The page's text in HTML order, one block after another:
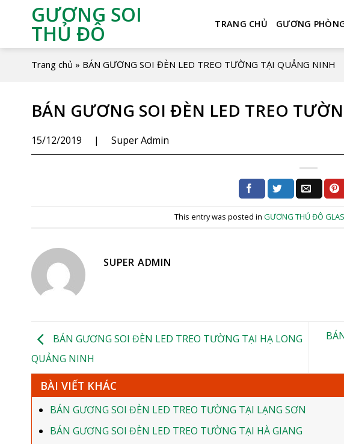
GƯƠNG SOI
THỦ ĐÔ TRANG CHỦ GƯƠNG
Trang chủ » BÁN GƯƠNG SOI ĐÈN LED TREO TƯỜNG TẠI QUẢNG NINH
BÁN GƯƠNG SOI ĐÈN LED TREO
15/12/2019 | Super Admin
This entry was posted in GƯƠNG THỦ ĐÔ
SUPER ADMIN
BÁN GƯƠNG SOI ĐÈN LED TREO TƯỜNG TẠI HẠ LONG
QUẢNG NINH
BÀI VIẾT KHÁC
BÁN GƯƠNG SOI ĐÈN LED TREO TƯỜNG TẠI LẠNG SƠN
BÁN GƯƠNG SOI ĐÈN LED TREO TƯỜNG TẠI HÀ GIANG